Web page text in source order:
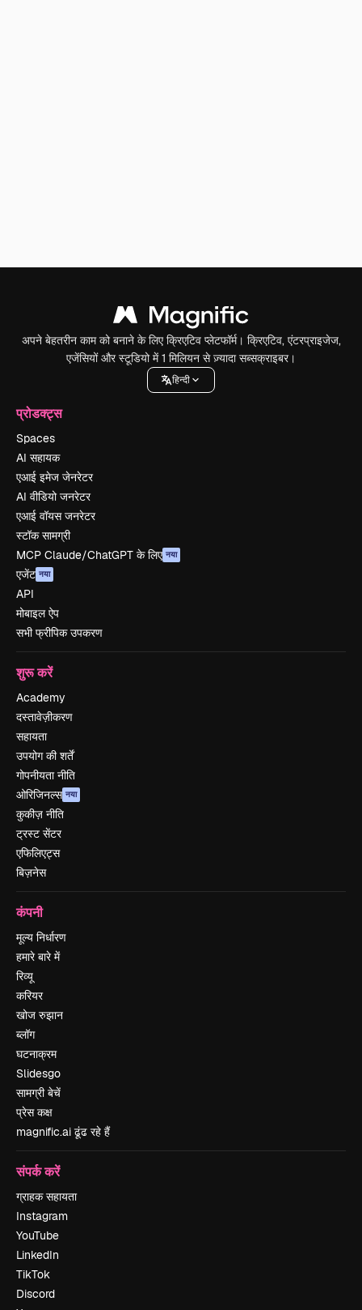
अपने बेहतरीन काम को बनाने के लिए क्रिएटिव प्लेटफॉर्म। क्रिएटिव, एंटरप्राइजेज,
एजेंसियों और स्टूडियो में 1 मिलियन से ज़्यादा सब्सक्राइबर।
हिन्दी
प्रोडक्ट्स
Spaces
AI सहायक
एआई इमेज जेनरेटर
AI वीडियो जनरेटर
एआई वॉयस जनरेटर
स्टॉक सामग्री
MCP Claude/ChatGPT के लिए नया
एजेंट नया
API
मोबाइल ऐप
सभी फ्रीपिक उपकरण
शुरू करें
Academy
दस्तावेज़ीकरण
सहायता
उपयोग की शर्तें
गोपनीयता नीति
ओरिजिनल्स नया
कुकीज़ नीति
ट्रस्ट सेंटर
एफिलिएट्स
बिज़नेस
कंपनी
मूल्य निर्धारण
हमारे बारे में
रिव्यू
करियर
खोज रुझान
ब्लॉग
घटनाक्रम
Slidesgo
सामग्री बेचें
प्रेस कक्ष
magnific.ai ढूंढ रहे हैं
संपर्क करें
ग्राहक सहायता
Instagram
YouTube
LinkedIn
TikTok
Discord